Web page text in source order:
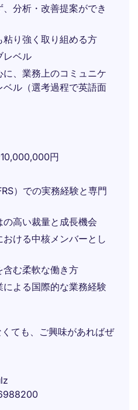
分析・改善提案ができ
り強く取り組める方
レベル
、業務上のコミュニケ
ル（選考過程で英語面
円
）での実務経験と専門
高い裁量と成長機会
ける中核メンバーとし
む柔軟な働き方
よる国際的な業務経験
ても、ご興味があればぜ